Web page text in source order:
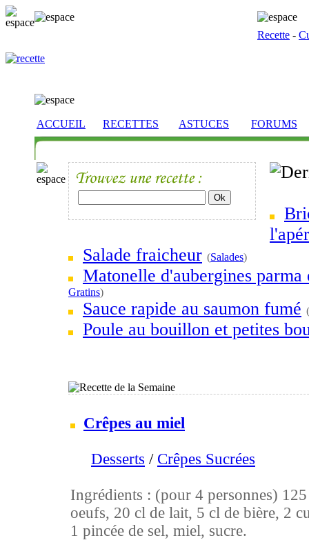
Recette -
ACCUEIL RECETTES ASTUCES FORUMS
Salade fraicheur (Salades)
Matonelle d'aubergines
Gratins)
Sauce rapide au saumon fumé (
Poule au bouillon et petites
Crêpes au miel
Desserts / Crêpes Sucrées
Ingrédients : (pour 4 personnes)
oeufs, 20 cl de lait, 5 cl de bière, 2
1 pincée de sel, miel, sucre.